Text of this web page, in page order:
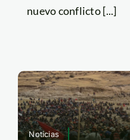
nuevo conflicto [...]
Noticias